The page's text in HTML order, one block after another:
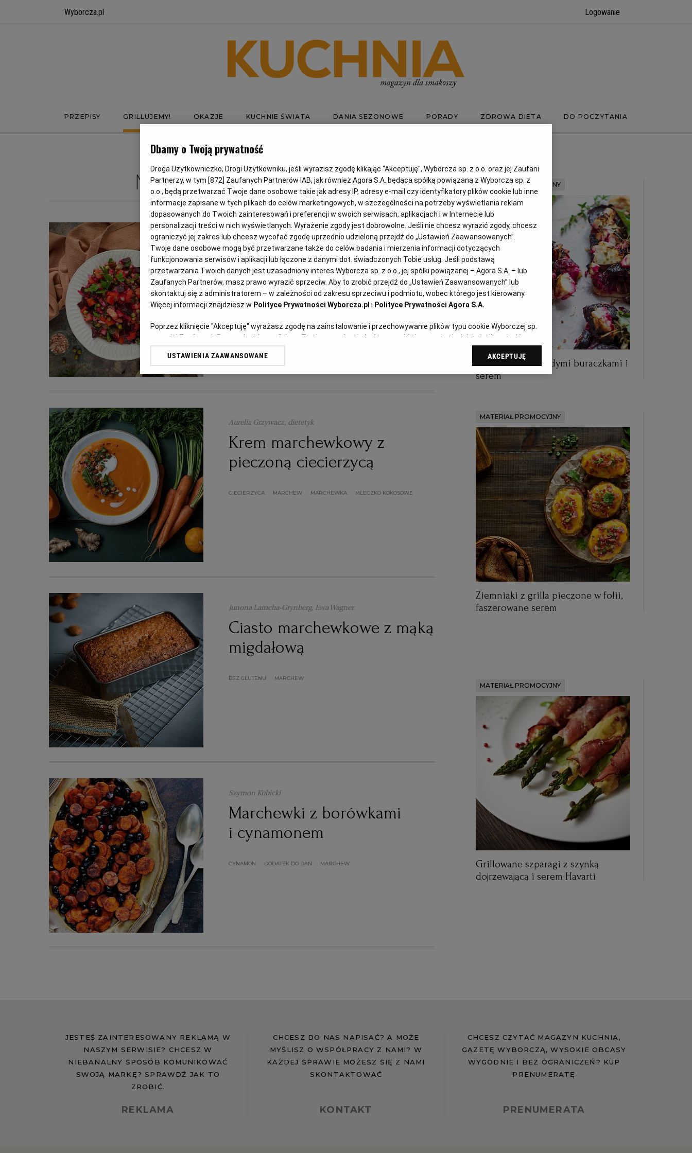
Wyborcza.pl Logowanie
PRZEPISY GRILLUJEMY! OKAZJE KUCHNIE ŚWIATA DANIA SEZONOWE PORADY ZDROWA DIETA DO POCZYTANIA
MARCHEW
Magazyn Kuchnia
Sałatka winegret
BURAKI MARCHEW OGÓRKI KISZONE PRZEPISY KULINARNE
Aurelia Grzywacz, dietetyk
Krem marchewkowy z
pieczoną ciecierzycą
CIECIERZYCA MARCHEW MARCHEWKA MLECZKO KOKOSOWE
Junona Lamcha-Grynberg, Ewa Wagner
Ciasto marchewkowe z mąką
migdałową
BEZ GLUTENU MARCHEW
Szymon Kubicki
Marchewki z borówkami
i cynamonem
CYNAMON DODATEK DO DAŃ MARCHEW
MATERIAŁ PROMOCYJNY
Letnia tarta z młodymi buraczkami i
serem
MATERIAŁ PROMOCYJNY
Ziemniaki z grilla pieczone w folii,
faszerowane serem
MATERIAŁ PROMOCYJNY
Grillowane szparagi z szynką
dojrzewającą i serem Havarti
JESTEŚ ZAINTERESOWANY REKLAMĄ W
NASZYM SERWISIE? CHCESZ W
NIEBANALNY SPOSÓB KOMUNIKOWAĆ
SWOJĄ MARKĘ? SPRAWDŹ JAK TO
ZROBIĆ.
REKLAMA
CHCESZ DO NAS NAPISAĆ? A MOŻE
MYŚLISZ O WSPÓŁPRACY Z NAMI? W
KAŻDEJ SPRAWIE MOŻESZ SIĘ Z NAMI
SKONTAKTOWAĆ
KONTAKT
CHCESZ CZYTAĆ MAGAZYN KUCHNIA,
GAZETĘ WYBORCZĄ, WYSOKIE OBCASY
WYGODNIE I BEZ OGRANICZEŃ? KUP
PRENUMERATĘ
PRENUMERATA
Dbamy o Twoją prywatność
Droga Użytkowniczko, Drogi Użytkowniku, jeśli wyrazisz zgodę klikając "Akceptuję", Wyborcza sp. z o.o. oraz jej Zaufani
Partnerzy, w tym [872] Zaufanych Partnerów IAB, jak również Agora S.A. będąca spółką powiązaną z Wyborcza sp. z
o.o., będą przetwarzać Twoje dane osobowe takie jak adresy IP, adresy e-mail czy identyfikatory plików cookie lub inne
informacje zapisane w tych plikach do celów marketingowych, w szczególności na potrzeby wyświetlania reklam
dopasowanych do Twoich zainteresowań i preferencji w swoich serwisach, aplikacjach i w Internecie lub
personalizacji treści w nich wyświetlanych. Wyrażenie zgody jest dobrowolne. Jeśli nie chcesz wyrazić zgody, chcesz
ograniczyć jej zakres lub chcesz wycofać zgodę uprzednio udzieloną przejdź do „Ustawień Zaawansowanych”.
Twoje dane osobowe mogą być przetwarzane także do celów badania i mierzenia informacji dotyczących
funkcjonowania serwisów i aplikacji lub łączone z danymi dot. świadczonych Tobie usług. Jeśli podstawą
przetwarzania Twoich danych jest uzasadniony interes Wyborcza sp. z o.o., jej spółki powiązanej – Agora S.A. – lub
Zaufanych Partnerów, masz prawo wyrazić sprzeciw. Aby to zrobić przejdź do „Ustawień Zaawansowanych” lub
skontaktuj się z administratorem – w zależności od zakresu sprzeciwu i podmiotu, wobec którego jest kierowany.
Więcej informacji znajdziesz w Polityce Prywatności Wyborcza.pl i Polityce Prywatności Agora S.A.
Poprzez kliknięcie "Akceptuję" wyrażasz zgodę na zainstalowanie i przechowywanie plików typu cookie Wyborczej sp.
z o. o. jej Zaufanych Partnerów i Agora S.A. na Twoim urządzeniu końcowym. Możesz też w każdej chwili zmienić
swoje preferencje dot. plików cookie, ponownie wywołując narzędzie do zarządzania Twoimi preferencjami dot.
przetwarzania danych poprzez odnośnik „Ustawienia prywatności” w stopce serwisu i przechodząc do sekcji
Przechowywanie informacji na urządzeniu lub dostęp do nich. Spersonalizowane reklamy i treści, pomiar reklam i
treści, badnie odbiorców i ulepszanie usług.Lista Zaufanych Partnerów
USTAWIENIA ZAAWANSOWANE AKCEPTUJĘ